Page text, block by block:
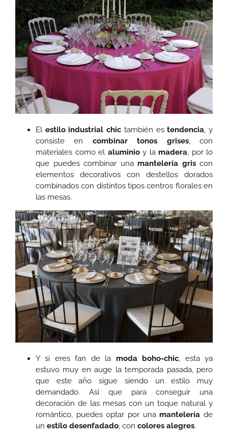
El estilo industrial chic también estendencia, y
consiste en combinar tonos grises, con
materiales como el aluminioy la madera, por lo
que puedes combinar una mantelería griscon
elementos decorativos con destellos dorados
combinados con distintos tipos centros florales en
las mesas.
Y si eres fan de la moda boho-chic, esta ya
estuvo muy en auge la temporada pasada, pero
que este año sigue siendo un estilo muy
demandado. Así que para conseguir una
decoración de las mesas con un toque natural y
romántico, puedes optar por una mantelería de
un estilo desenfadado, con colores alegres.